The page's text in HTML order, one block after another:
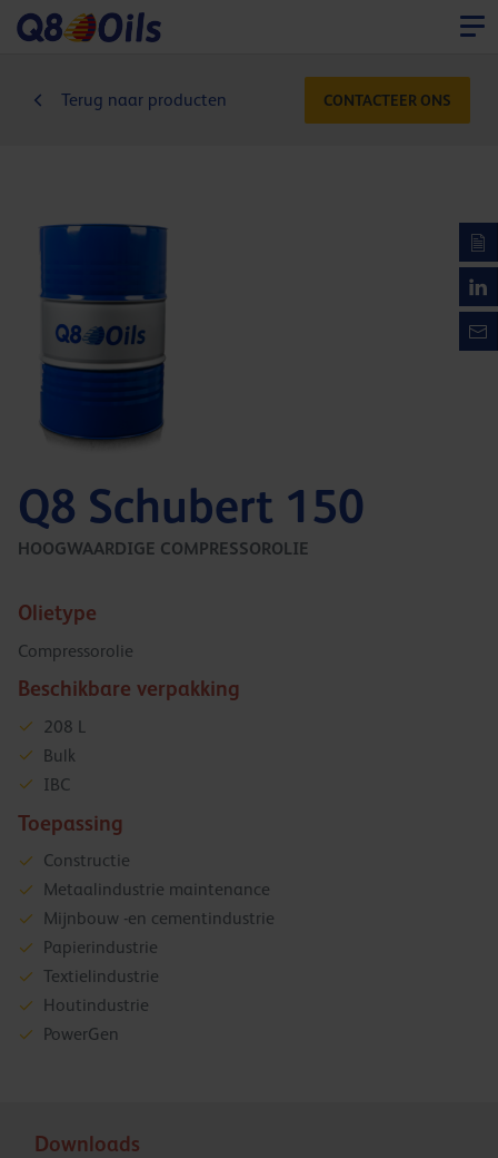
Terug naar producten CONTACTEER ONS
Q8 Schubert 150
HOOGWAARDIGE COMPRESSOROLIE
Olietype
Compressorolie
Beschikbare verpakking
208 L
Bulk
IBC
Toepassing
Constructie
Metaalindustrie maintenance
Mijnbouw -en cementindustrie
Papierindustrie
Textielindustrie
Houtindustrie
PowerGen
Downloads